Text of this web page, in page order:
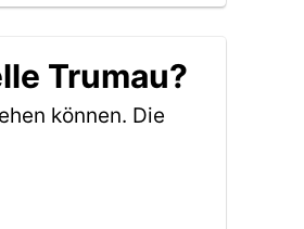
Trumau?
können. Die